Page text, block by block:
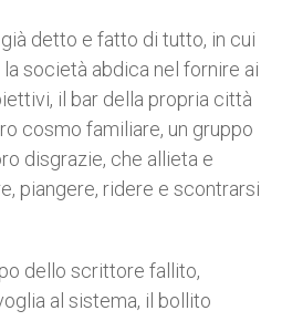
già detto e fatto di tutto, in cui
società abdica nel fornire ai
il bar della propria città
cosmo familiare, un gruppo
disgrazie, che allieta e
piangere, ridere e scontrarsi
dello scrittore fallito,
al sistema, il bollito